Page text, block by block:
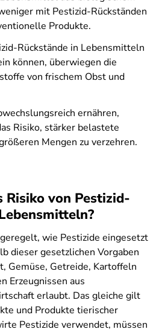
mit Pestizid-Rückständen
Produkte.
Rückstände in Lebensmitteln
können, überwiegen die
von frischem Obst und
ernähren,
Risiko, stärker belastete
Mengen zu verzehren.
Risiko von Pestizid-
wie Pestizide eingesetzt
dieser gesetzlichen Vorgaben
Gemüse, Getreide, Kartoffeln
Erzeugnissen aus
erlaubt. Das gleiche gilt
und Produkte tierischer
Pestizide verwendet, müssen